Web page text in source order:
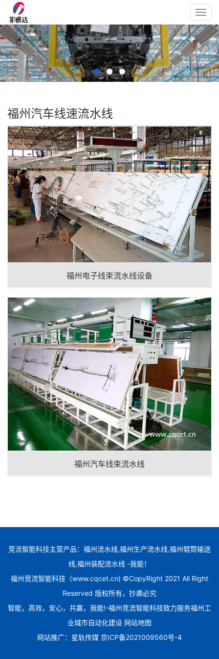
福州汽车线速流水线
福州电子线束流水线设备
福州汽车线束流水线
竞流智能科技主营产品：福州流水线,福州生产流水线,福州辊筒输送
线,福州装配流水线 -我能！
福州竞流智能科技（www.cqcet.cn) ©CopyRight 2021 All Right
Reserved 版权所有，抄袭必究
智能，高效，安心，共赢，我能!-福州竞流智能科技致力服务福州工
业城市自动化建设 网站地图
网站推广： 星轨传媒 京ICP备2021009560号-4